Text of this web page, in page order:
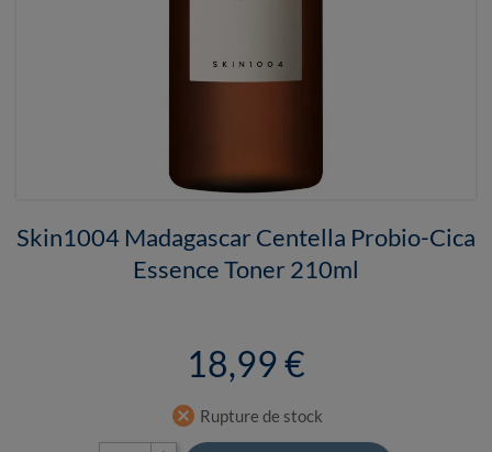
Skin1004 Madagascar Centella Probio-Cica
Essence Toner 210ml
18,99 €
cancel Rupture de stock